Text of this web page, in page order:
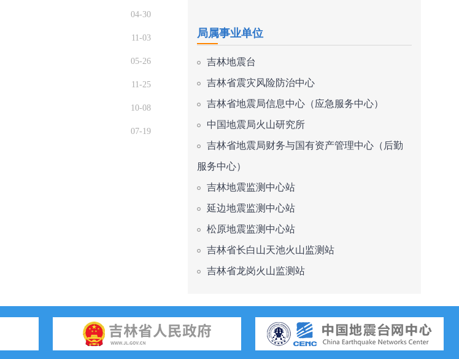
04-30
11-03
05-26
11-25
10-08
07-19
局属事业单位
吉林地震台
吉林省震灾风险防治中心
吉林省地震局信息中心（应急服务中心）
中国地震局火山研究所
吉林省地震局财务与国有资产管理中心（后勤
服务中心）
吉林地震监测中心站
延边地震监测中心站
松原地震监测中心站
吉林省长白山天池火山监测站
吉林省龙岗火山监测站